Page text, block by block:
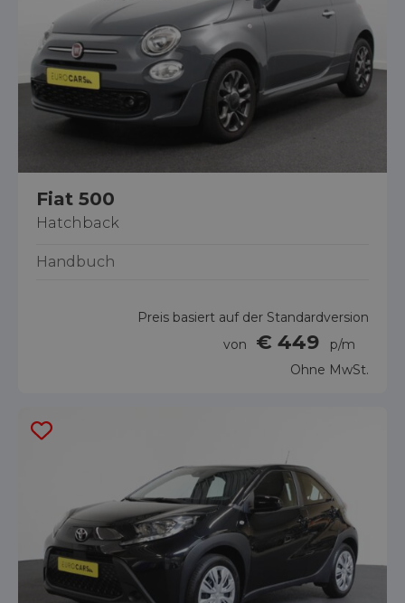
Fiat 500
Hatchback
Handbuch
Preis basiert auf der Standardversion
von
€ 449
p/m
Ohne MwSt.